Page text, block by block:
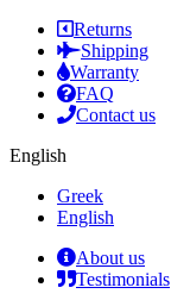
Returns
Shipping
Warranty
FAQ
Contact us
English
Greek
English
About us
Testimonials